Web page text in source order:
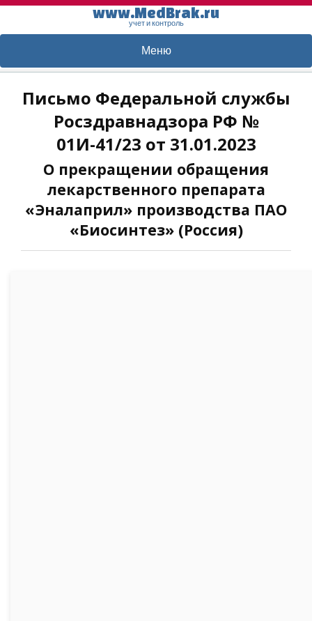
www.MedBrak.ru
учет и контроль
Меню
Письмо Федеральной службы
Росздравнадзора РФ №
01И-41/23 от 31.01.2023
О прекращении обращения
лекарственного препарата
«Эналаприл» производства ПАО
«Биосинтез» (Россия)